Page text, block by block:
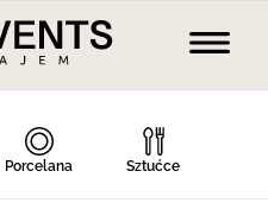
Porcelana Sztućce